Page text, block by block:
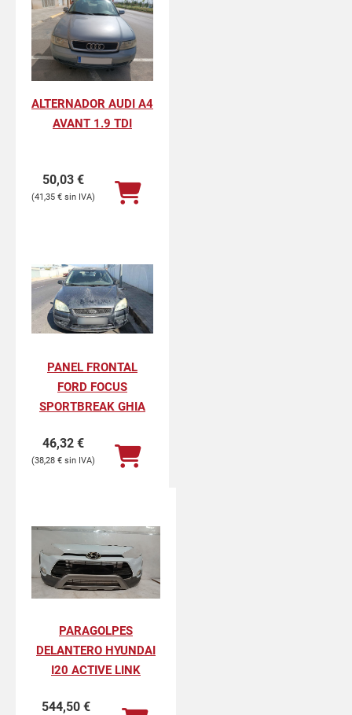
ALTERNADOR AUDI A4
AVANT 1.9 TDI
50,03 €
41,35 €
PANEL FRONTAL
FORD FOCUS
SPORTBREAK GHIA
46,32 €
38,28 €
PARAGOLPES
DELANTERO HYUNDAI
I20 ACTIVE LINK
544,50 €